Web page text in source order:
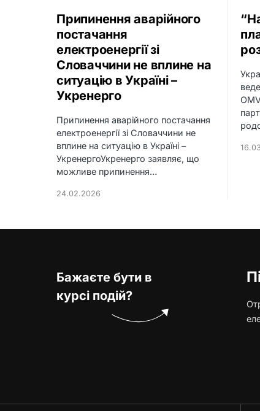
Припинення аварійного
постачання
електроенергії зі
Словаччини не вплине на
ситуацію в Україні –
Укренерго
Припинення аварійного постачання
електроенергії зі Словаччини не
вплине на ситуацію в Україні –
УкренергоУкренерго заявляє, що
можливе припинення…
24.02.2026
Бажаєте бути в
курсі подій?